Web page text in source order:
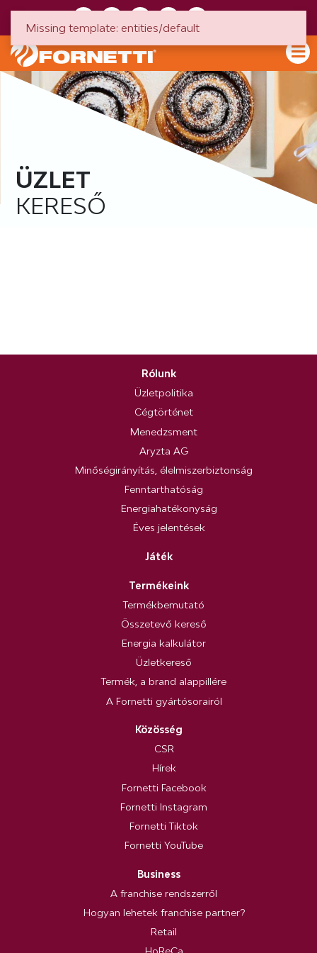
ÜZLET
KERESŐ
Rólunk
Üzletpolitika
Cégtörténet
Menedzsment
Aryzta AG
Minőségirányítás, élelmiszerbiztonság
Fenntarthatóság
Energiahatékonyság
Éves jelentések
Játék
Termékeink
Termékbemutató
Összetevő kereső
Energia kalkulátor
Üzletkereső
Termék, a brand alappillére
A Fornetti gyártósorairól
Közösség
CSR
Hírek
Fornetti Facebook
Fornetti Instagram
Fornetti Tiktok
Fornetti YouTube
Business
A franchise rendszerről
Hogyan lehetek franchise partner?
Retail
Missing template: entities/default